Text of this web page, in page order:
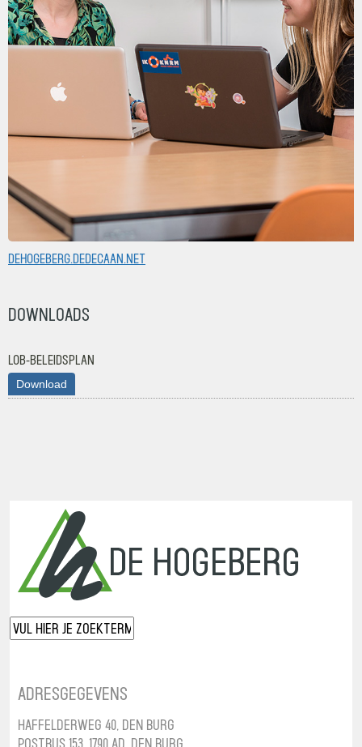
dehogeberg.dedecaan.net
Downloads
LOB-beleidsplan
Download
Adresgegevens
Haffelderweg 40, Den Burg
Postbus 153, 1790 AD, Den Burg